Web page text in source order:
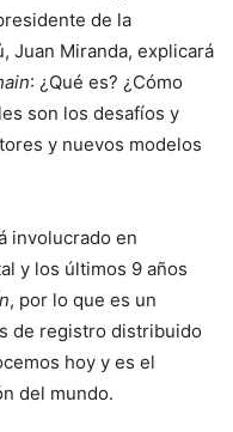
de la
Juan Miranda, explicará
: ¿Qué es? ¿Cómo
son los desafíos y
y nuevos modelos
involucrado en
y los últimos 9 años
, por lo que es un
de registro distribuido
hoy y es el
del mundo.